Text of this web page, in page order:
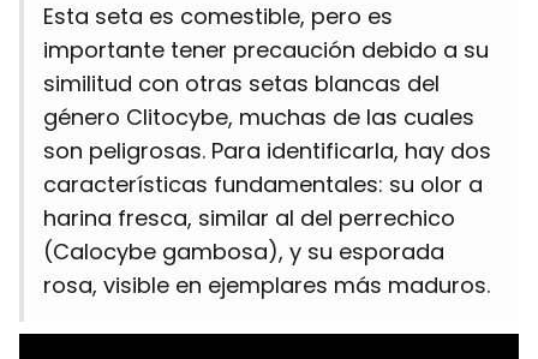
Esta seta es comestible, pero es
importante tener precaución debido a su
similitud con otras setas blancas del
género Clitocybe, muchas de las cuales
son peligrosas. Para identificarla, hay dos
características fundamentales: su olor a
harina fresca, similar al del perrechico
(Calocybe gambosa), y su esporada
rosa, visible en ejemplares más maduros.